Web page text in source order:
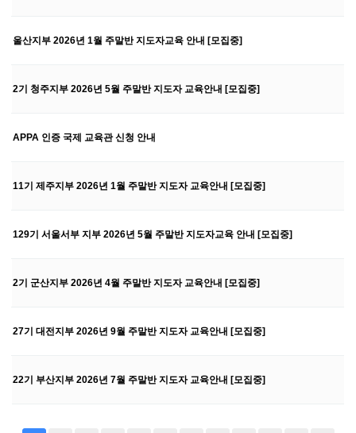
울산지부 2026년 1월 주말반 지도자교육 안내 [모집중]
2기 청주지부 2026년 5월 주말반 지도자 교육안내 [모집중]
APPA 인증 국제 교육관 신청 안내
11기 제주지부 2026년 1월 주말반 지도자 교육안내 [모집중]
129기 서울서부 지부 2026년 5월 주말반 지도자교육 안내 [모집중]
2기 군산지부 2026년 4월 주말반 지도자 교육안내 [모집중]
27기 대전지부 2026년 9월 주말반 지도자 교육안내 [모집중]
22기 부산지부 2026년 7월 주말반 지도자 교육안내 [모집중]